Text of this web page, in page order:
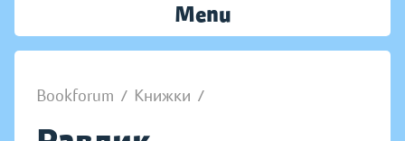
Menu
Bookforum / Книжки /